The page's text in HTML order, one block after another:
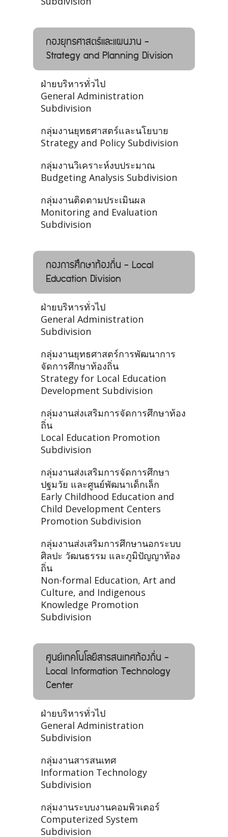
กองยุทธศาสตร์และแผนงาน -
Strategy and Planning Division
ฝ่ายบริหารทั่วไป
General Administration
Subdivision
กลุ่มงานยุทธศาสตร์และนโยบาย
Strategy and Policy Subdivision
กลุ่มงานวิเคราะห์งบประมาณ
Budgeting Analysis Subdivision
กลุ่มงานติดตามประเมินผล
Monitoring and Evaluation
Subdivision
กองการศึกษาท้องถิ่น - Local
Education Division
ฝ่ายบริหารทั่วไป
General Administration
Subdivision
กลุ่มงานยุทธศาสตร์การพัฒนาการ
จัดการศึกษาท้องถิ่น
Strategy for Local Education
Development Subdivision
กลุ่มงานส่งเสริมการจัดการศึกษาท้อง
ถิ่น
Local Education Promotion
Subdivision
กลุ่มงานส่งเสริมการจัดการศึกษา
ปฐมวัย และศูนย์พัฒนาเด็กเล็ก
Early Childhood Education and
Child Development Centers
Promotion Subdivision
กลุ่มงานส่งเสริมการศึกษานอกระบบ
ศิลปะ วัฒนธรรม และภูมิปัญญาท้อง
ถิ่น
Non-formal Education, Art and
Culture, and Indigenous
Knowledge Promotion
Subdivision
ศูนย์เทคโนโลยีสารสนเทศท้องถิ่น -
Local Information Technology
Center
ฝ่ายบริหารทั่วไป
General Administration
Subdivision
กลุ่มงานสารสนเทศ
Information Technology
Subdivision
กลุ่มงานระบบงานคอมพิวเตอร์
Computerized System
Subdivision